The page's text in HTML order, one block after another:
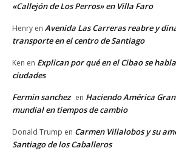
«Callejón de Los Perros» en Villa Faro
Henry en Avenida Las Carreras reabre y
transporte en el centro de Santiago
Ken en Explican por qué en el Cibao se
ciudades
Fermin sanchez en Haciendo América
mundial en tiempos de cambio
Donald Trump en Carmen Villalobos y su
Santiago de los Caballeros